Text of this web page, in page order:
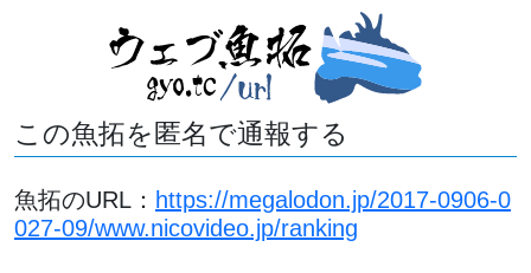
この魚拓を匿名で通報する
魚拓のURL： https://megalodon.jp/2017-0906-0
027-09/www.nicovideo.jp/ranking